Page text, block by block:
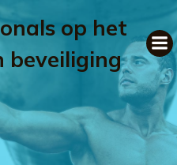
op het
beveiliging